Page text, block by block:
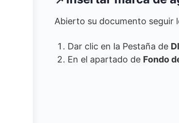
Abierto su documento seguir
Dar clic en la Pestaña de
En el apartado de Fondo